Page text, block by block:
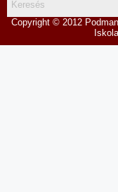
Copyright © 2012